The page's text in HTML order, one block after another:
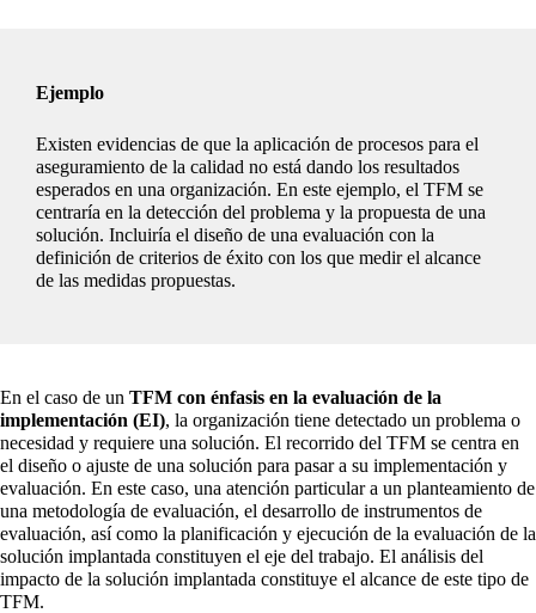
Ejemplo
Existen evidencias de que la aplicación de procesos para el
aseguramiento de la calidad no está dando los resultados
esperados en una organización. En este ejemplo, el TFM se
centraría en la detección del problema y la propuesta de una
solución. Incluiría el diseño de una evaluación con la
definición de criterios de éxito con los que medir el alcance
de las medidas propuestas.
En el caso de un TFM con énfasis en la evaluación de la
implementación (EI), la organización tiene detectado un problema o
necesidad y requiere una solución. El recorrido del TFM se centra en
el diseño o ajuste de una solución para pasar a su implementación y
evaluación. En este caso, una atención particular a un planteamiento de
una metodología de evaluación, el desarrollo de instrumentos de
evaluación, así como la planificación y ejecución de la evaluación de la
solución implantada constituyen el eje del trabajo. El análisis del
impacto de la solución implantada constituye el alcance de este tipo de
TFM.